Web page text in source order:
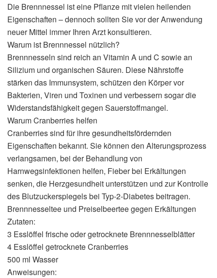
Die Brennnessel ist eine Pflanze mit vielen heilenden
Eigenschaften – dennoch sollten Sie vor der Anwendung
neuer Mittel immer Ihren Arzt konsultieren.
Warum ist Brennnessel nützlich?
Brennnesseln sind reich an Vitamin A und C sowie an
Silizium und organischen Säuren. Diese Nährstoffe
stärken das Immunsystem, schützen den Körper vor
Bakterien, Viren und Toxinen und verbessern sogar die
Widerstandsfähigkeit gegen Sauerstoffmangel.
Warum Cranberries helfen
Cranberries sind für ihre gesundheitsfördernden
Eigenschaften bekannt. Sie können den Alterungsprozess
verlangsamen, bei der Behandlung von
Harnwegsinfektionen helfen, Fieber bei Erkältungen
senken, die Herzgesundheit unterstützen und zur Kontrolle
des Blutzuckerspiegels bei Typ-2-Diabetes beitragen.
Brennnesseltee und Preiselbeertee gegen Erkältungen
Zutaten:
3 Esslöffel frische oder getrocknete Brennnesselblätter
4 Esslöffel getrocknete Cranberries
500 ml Wasser
Anweisungen: